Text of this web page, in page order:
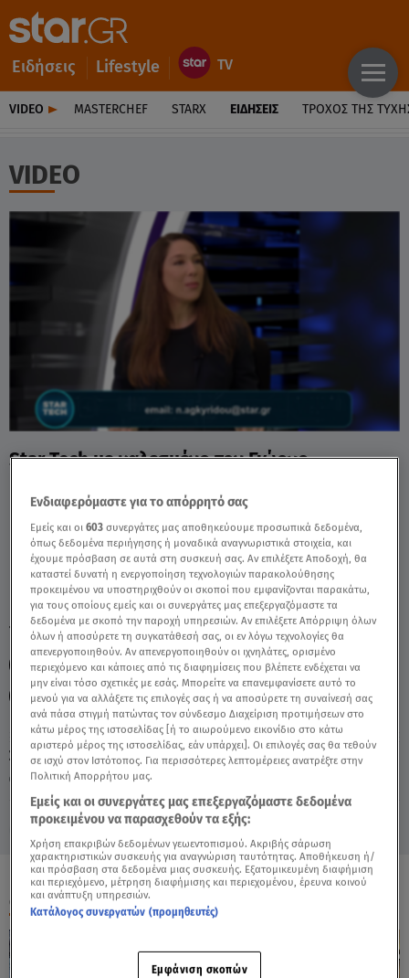
Ειδήσεις Lifestyle
VIDEO MASTERCHEF STARX ΕΙΔΉΣΕΙΣ ΤΡΟΧΌΣ ΤΗΣ
VIDEO
Σάββατο 8 Αυγούστου 2026
29.04.26, 17:30 ΕΛΛΑΔΑ
Star Tech με καλεσμένο τον Γιώργο
TAGS: STAR TECH STARTECH STARX
ΝΕΦΕΛΗ ΑΓΚΥΡΙΔΟΥ
ΤΕΧΝΗΤΗ ΝΟΗΜΟΣΥΝΗ
ΤΕΧΝΟΛΟΓΙΑ
ΟΛΑ ΤΑ ΒΙΝΤΕΟ
Ενδιαφερόμαστε για το απόρρητό σας
Εμείς και οι603 συνεργάτες μας αποθηκεύουμε προσωπικά δεδομένα,
όπως δεδομένα περιήγησης ή μοναδικά αναγνωριστικά στοιχεία, και
έχουμε πρόσβαση σε αυτά στη συσκευή σας. Αν επιλέξετε Αποδοχή, θα
καταστεί δυνατή η ενεργοποίηση τεχνολογιών παρακολούθησης
προκειμένου να υποστηριχθούν οι σκοποί που εμφανίζονται παρακάτω,
για τους οποίους εμείς και οι συνεργάτες μας επεξεργαζόμαστε τα
δεδομένα με σκοπό την παροχή υπηρεσιών. Αν επιλέξετε Απόρριψη όλων
όλων ή αποσύρετε τη συγκατάθεσή σας, οι εν λόγω τεχνολογίες θα
απενεργοποιηθούν. Αν απενεργοποιηθούν οι ιχνηλάτες, ορισμένο
περιεχόμενο και κάποιες από τις διαφημίσεις που βλέπετε ενδέχεται να
μην είναι τόσο σχετικές με εσάς. Μπορείτε να επανεμφανίσετε αυτό το
μενού για να αλλάξετε τις επιλογές σας ή να αποσύρετε τη συναίνεσή σας
ανά πάσα στιγμή πατώντας τον σύνδεσμο Διαχείριση προτιμήσεων στο
κάτω μέρος της ιστοσελίδας [ή το αιωρούμενο εικονίδιο στο κάτω
αριστερό μέρος της ιστοσελίδας, εάν υπάρχει]. Οι επιλογές σας θα τεθούν
σε ισχύ στον Ιστότοπος. Για περισσότερες λεπτομέρειες ανατρέξτε στην
Πολιτική Απορρήτου μας.
Εμείς και οι συνεργάτες μας επεξεργαζόμαστε δεδομένα
προκειμένου να παρασχεθούν τα εξής:
Χρήση επακριβών δεδομένων γεωεντοπισμού. Ακριβής σάρωση
χαρακτηριστικών συσκευής για αναγνώριση ταυτότητας. Αποθήκευση ή/
και πρόσβαση στα δεδομένα μιας συσκευής. Εξατομικευμένη διαφήμιση
και περιεχόμενο, μέτρηση διαφήμισης και περιεχομένου, έρευνα κοινού
και ανάπτυξη υπηρεσιών.
Κατάλογος συνεργατών (προμηθευτές)
Εμφάνιση σκοπών